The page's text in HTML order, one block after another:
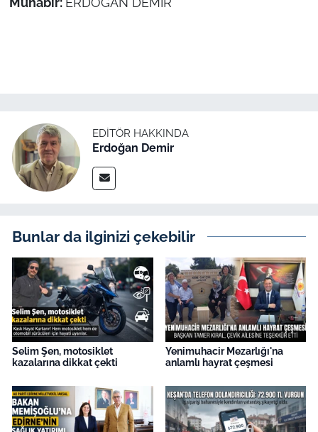
EDITÖR HAKKINDA
Erdoğan Demir
Bunlar da ilginizi çekebilir
Selim Şen, motosiklet
kazalarına dikkat çekti
Yenimuhacir Mezarlığı'na
anlamlı hayrat çeşmesi